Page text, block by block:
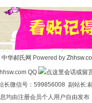
中华郝氏网 Powered by
QQ
长微信号：599856008 副站长:
均由注册会员个人用户自由发